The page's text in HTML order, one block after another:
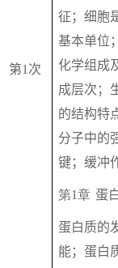
第1 次
征；细胞
基本单位
化学组成
成层次；
的结构特
分子中的
键；缓冲
第1章 蛋
蛋白质的
能；蛋白